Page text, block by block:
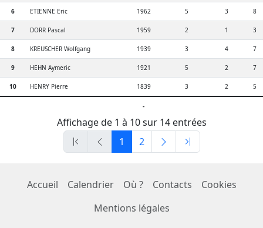
6 ETIENNE Eric 1962 5 3 8
7 DORR Pascal 1959 2 1 3
8 KREUSCHER Wolfgang 1939 3 4 7
9 HEHN Aymeric 1921 5 2 7
10 HENRY Pierre 1839 3 2 5
-
Affichage de 1 à 10 sur 14 entrées
1
2
Accueil Calendrier Où ? Contacts
Cookies
Mentions légales